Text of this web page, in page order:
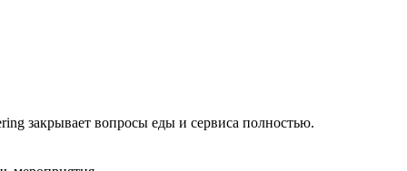
закрывает вопросы еды и сервиса полностью.